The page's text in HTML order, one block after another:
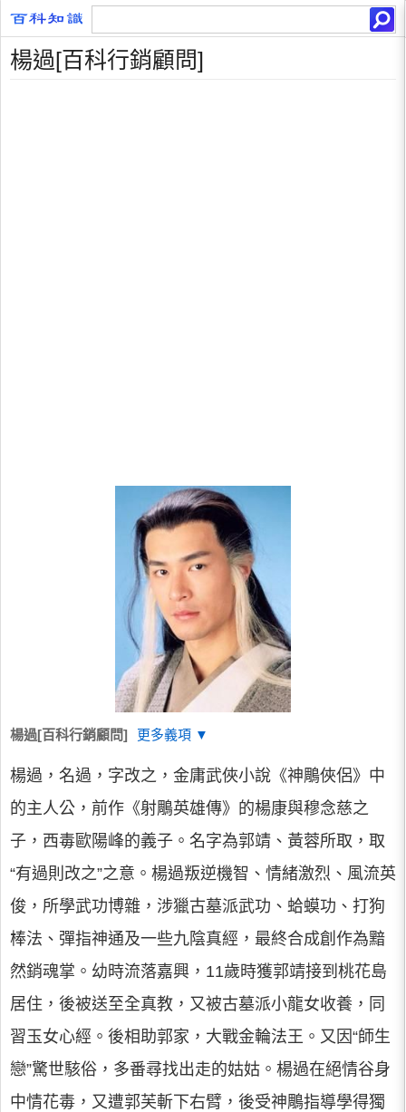
楊過[百科行銷顧問]
楊過[百科行銷顧問] 更多義項 ▼
楊過，名過，字改之，金庸武俠小說《神鵰俠侶》中
的主人公，前作《射鵰英雄傳》的楊康與穆念慈之
子，西毒歐陽峰的義子。名字為郭靖、黃蓉所取，取
“有過則改之”之意。楊過叛逆機智、情緒激烈、風流英
俊，所學武功博雜，涉獵古墓派武功、蛤蟆功、打狗
棒法、彈指神通及一些九陰真經，最終合成創作為黯
然銷魂掌。幼時流落嘉興，11歲時獲郭靖接到桃花島
居住，後被送至全真教，又被古墓派小龍女收養，同
習玉女心經。後相助郭家，大戰金輪法王。又因“師生
戀”驚世駭俗，多番尋找出走的姑姑。楊過在絕情谷身
中情花毒，又遭郭芙斬下右臂，後受神鵰指導學得獨